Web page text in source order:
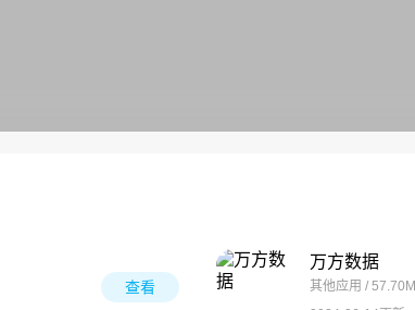
查看
万方数据
其他应用 / 57.70M